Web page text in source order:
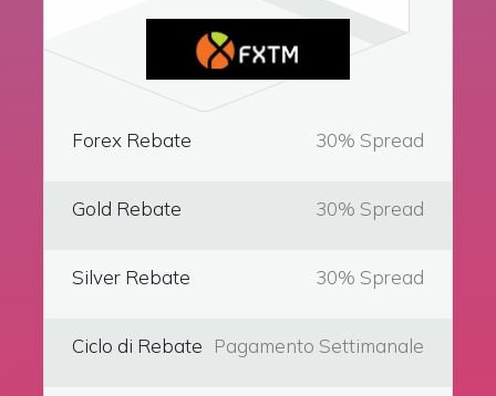
Forex Rebate 30% Spread
Gold Rebate 30% Spread
Silver Rebate 30% Spread
Ciclo di Rebate Pagamento Settimanale